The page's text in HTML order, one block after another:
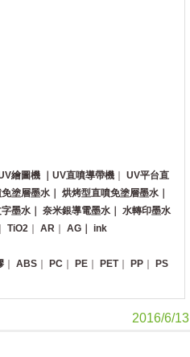
繪圖機 ｜UV直噴導帶機
UV平台直
免塗層墨水｜
烘烤型直噴免塗層墨水｜
墨水｜ 奈米銀導電墨水｜
水轉印墨水
TiO2 AR AG｜ ink
ABS PC PE PET｜ PP
PS
2016/6/13